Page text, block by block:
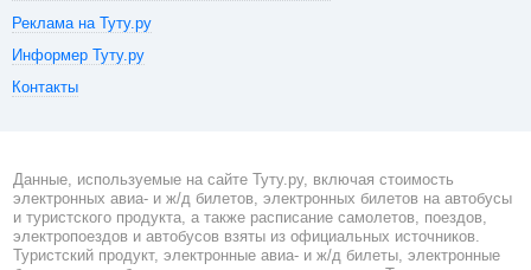
Реклама на Туту.ру
Информер Туту.ру
Контакты
Данные, используемые на сайте Туту.ру, включая стоимость
электронных авиа- и ж/д билетов, электронных билетов на автобусы
и туристского продукта, а также расписание самолетов, поездов,
электропоездов и автобусов взяты из официальных источников.
Туристский продукт, электронные авиа- и ж/д билеты, электронные